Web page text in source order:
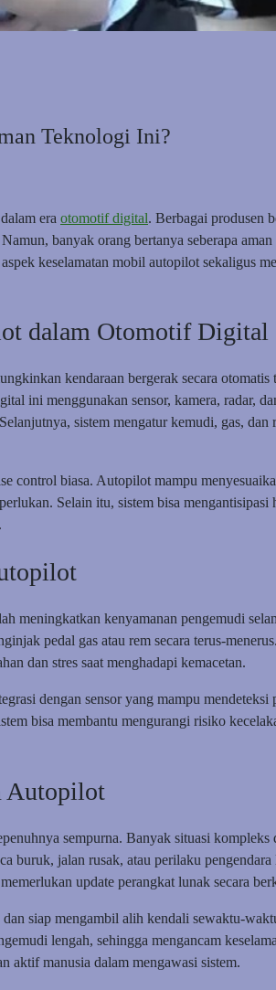
Teknologi Ini?
era otomotif digital. Berbagai produsen
banyak orang bertanya seberapa
keselamatan mobil autopilot sekaligus
dalam Otomotif Digital
kendaraan bergerak secara otomatis
ini menggunakan sensor, kamera, radar,
sistem mengatur kemudi, gas, dan
control biasa. Autopilot mampu
Selain itu, sistem bisa mengantisipasi
meningkatkan kenyamanan pengemudi
pedal gas atau rem secara terus-
dan stres saat menghadapi kemacetan.
dengan sensor yang mampu mendeteksi
bisa membantu mengurangi risiko
Autopilot
sempurna. Banyak situasi kompleks
buruk, jalan rusak, atau perilaku
update perangkat lunak secara
siap mengambil alih kendali sewaktu-
lengah, sehingga mengancam
aktif manusia dalam mengawasi sistem.